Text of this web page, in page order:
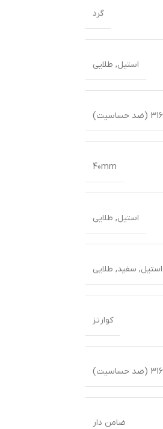
گرد
استیل, طلایی
40mm
استیل, طلایی
استیل, سفید, طلایی
کوارتز
ضامن دار